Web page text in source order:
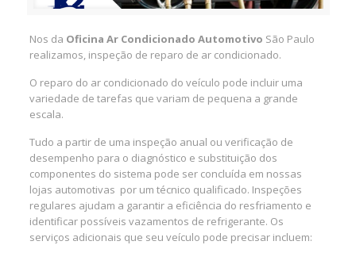
Nos da Oficina Ar Condicionado Automotivo São Paulo
realizamos, inspeção de reparo de ar condicionado.
O reparo do ar condicionado do veículo pode incluir uma
variedade de tarefas que variam de pequena a grande
escala.
Tudo a partir de uma inspeção anual ou verificação de
desempenho para o diagnóstico e substituição dos
componentes do sistema pode ser concluída em nossas
lojas automotivas por um técnico qualificado. Inspeções
regulares ajudam a garantir a eficiência do resfriamento e
identificar possíveis vazamentos de refrigerante. Os
serviços adicionais que seu veículo pode precisar incluem: